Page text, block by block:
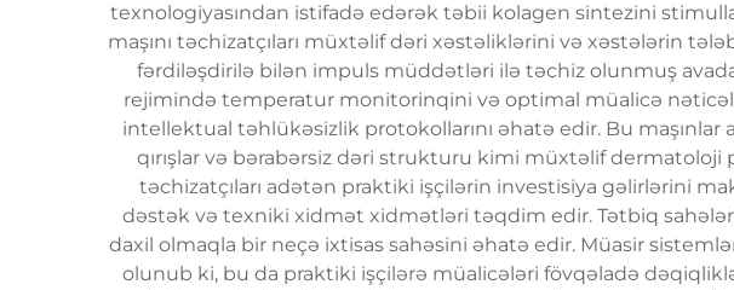
texnologiyasından istifadə edərək təbii kolagen sintezini
maşını təchizatçıları müxtəlif dəri xəstəliklərini və xəstələrin
fərdiləşdirilə bilən impuls müddətləri ilə təchiz olunmuş
rejimində temperatur monitorinqini və optimal müalicə
intellektual təhlükəsizlik protokollarını əhatə edir. Bu maşınlar
qırışlar və bərabərsiz dəri strukturu kimi müxtəlif dermatoloji
təchizatçıları adətən praktiki işçilərin investisiya gəlirlərini
dəstək və texniki xidmət xidmətləri təqdim edir. Tətbiq
daxil olmaqla bir neçə ixtisas sahəsini əhatə edir. Müasir
olunub ki, bu da praktiki işçilərə müalicələri fövqəladə